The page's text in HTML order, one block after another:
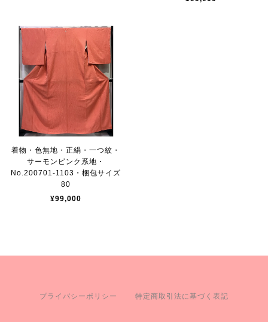
着物・色無地・正絹・一つ紋・
サーモンピンク系地・
No.200701-1103・梱包サイズ
80
¥99,000
プライバシーポリシー 特定商取引法に基づく表記